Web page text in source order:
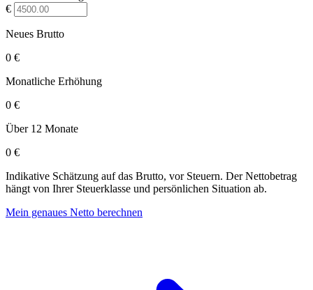
€
Neues Brutto
0 €
Monatliche Erhöhung
0 €
Über 12 Monate
0 €
Indikative Schätzung auf das Brutto, vor Steuern. Der Nettobetrag
hängt von Ihrer Steuerklasse und persönlichen Situation ab.
Mein genaues Netto berechnen